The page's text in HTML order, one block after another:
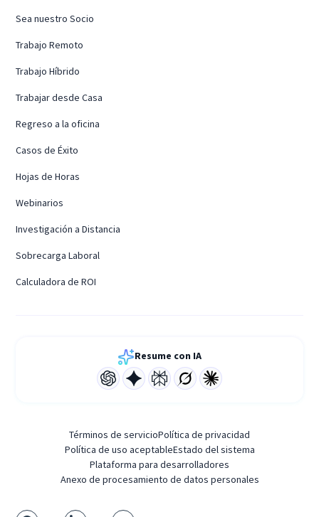
Sea nuestro Socio
Trabajo Remoto
Trabajo Híbrido
Trabajar desde Casa
Regreso a la oficina
Casos de Éxito
Hojas de Horas
Webinarios
Investigación a Distancia
Sobrecarga Laboral
Calculadora de ROI
Resume con IA
Términos de servicioPolítica de privacidad
Política de uso aceptableEstado del sistema
Plataforma para desarrolladores
Anexo de procesamiento de datos personales